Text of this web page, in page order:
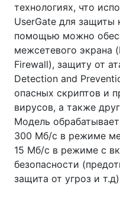
технологиях, что
UserGate для защиты
помощью можно
межсетевого экрана
Firewall), защиту от
Detection and
опасных скриптов и
вирусов, а также
Модель
300 Мб/с в режиме
15 Мб/с в режиме с
безопасности
защита от угроз и